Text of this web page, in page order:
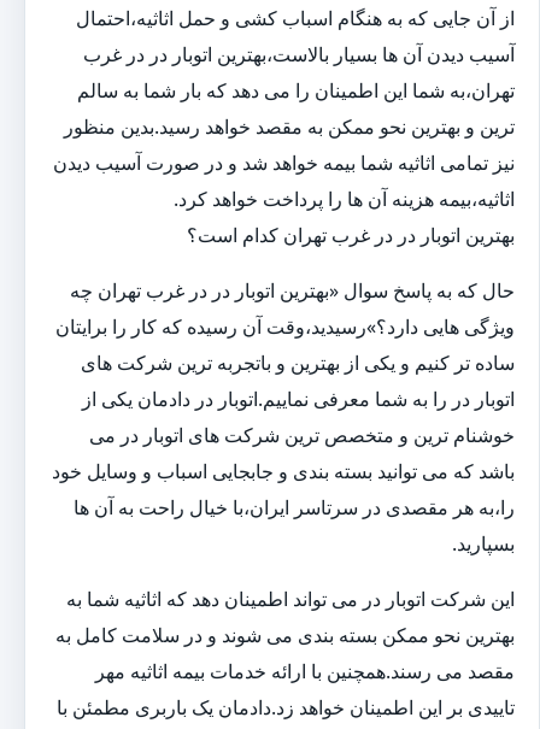
از آن جایی که به هنگام اسباب کشی و حمل اثاثیه،احتمال
آسیب دیدن آن ها بسیار بالاست،بهترین اتوبار در در غرب
تهران،به شما این اطمینان را می دهد که بار شما به سالم
ترین و بهترین نحو ممکن به مقصد خواهد رسید.بدین منظور
نیز تمامی اثاثیه شما بیمه خواهد شد و در صورت آسیب دیدن
اثاثیه،بیمه هزینه آن ها را پرداخت خواهد کرد.
بهترین اتوبار در در غرب تهران کدام است؟
حال که به پاسخ سوال «بهترین اتوبار در در غرب تهران چه
ویژگی هایی دارد؟»رسیدید،وقت آن رسیده که کار را برایتان
ساده تر کنیم و یکی از بهترین و باتجربه ترین شرکت های
اتوبار در را به شما معرفی نماییم.اتوبار در دادمان یکی از
خوشنام ترین و متخصص ترین شرکت های اتوبار در می
باشد که می توانید بسته بندی و جابجایی اسباب و وسایل خود
را،به هر مقصدی در سرتاسر ایران،با خیال راحت به آن ها
بسپارید.
این شرکت اتوبار در می تواند اطمینان دهد که اثاثیه شما به
بهترین نحو ممکن بسته بندی می شوند و در سلامت کامل به
مقصد می رسند.همچنین با ارائه خدمات بیمه اثاثیه مهر
تاییدی بر این اطمینان خواهد زد.دادمان یک باربری مطمئن با